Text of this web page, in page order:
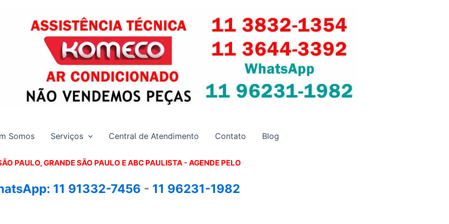
Somos Serviços Central de Atendimento Contato Blog
PAULO, GRANDE SÃO PAULO E ABC PAULISTA - AGENDE PELO
11 91332-7456 - 11 96231-1982